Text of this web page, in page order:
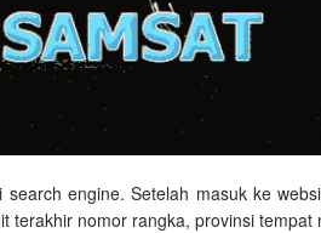
engine. Setelah masuk ke
terakhir nomor rangka, provinsi tempat